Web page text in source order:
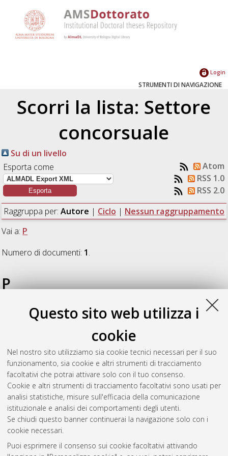
Questo sito web utilizza i
cookie
Nel nostro sito utilizziamo sia cookie tecnici necessari per il suo
funzionamento, sia cookie e altri strumenti di tracciamento
facoltativi che potrai attivare solo con il tuo consenso.
Cookie e altri strumenti di tracciamento facoltativi sono usati per
analisi statistiche, misure sull'efficacia della comunicazione
istituzionale e analisi dei comportamenti degli utenti.
Se chiudi questo banner continuerai la navigazione solo con i
cookie necessari.
Puoi esprimere il consenso sui cookie facoltativi attivando
Login
STRUMENTI DI NAVIGAZIONE
Scorri la lista: Settore
concorsuale
Su di un livello
Esporta come
Atom
RSS 1.0
RSS 2.0
Raggruppa per: Autore | Ciclo | Nessun raggruppamento
Vai a: P
Numero di documenti: 1.
P
Pigini, Paolo(2019)Neuroblastoma targeted therapy:
employment of CRISPR gene-editing to explore relevant
markers and potential targets in aggressive tumours
[Dissertation thesis], Alma Mater Studiorum Università di
Bologna. Dottorato di ricerca inBiologia cellulare e
molecolare, 31 Ciclo. DOI
10.48676/unibo/amsdottorato/8752.
Questa lista e' stata generata ilFri Aug 7 20:39:23 2026 CEST
Atom
Rss 1.0